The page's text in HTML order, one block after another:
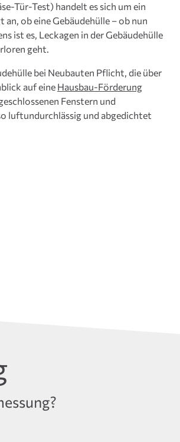
Tür-Test) handelt es sich um ein
ob eine Gebäudehülle – ob nun
ist es, Leckagen in der Gebäudehülle
geht.
bei Neubauten Pflicht, die über
auf eine Hausbau-Förderung
Fenstern und
luftundurchlässig und abgedichtet